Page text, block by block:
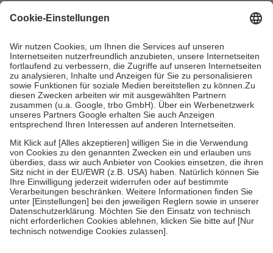
Kosten dafür, der Versicherte trägt einen Teil davon als Zuzahlung
Grundsätzlich leisten Mitglieder Zuzahlungen in Höhe von zehn
Prozent des Abgabepreises,mindestensjedochfünf Euround
höchstens zehn Euro.Es sind jedoch nie mehr als die tatsächlichen
Kosten der Leistung zu entrichten.
Diese Regeln gelten grundsätzlich auch für Online-Apotheken.
Bei Heilmitteln und häuslicher Krankenpflege beträgt die
Zuzahlung zehn Prozent der Kosten sowie zehn Euro je
Um das Engagement der Versicherten für ihre eigene Gesundheit zu
stärken und die besondere Stellung der Familie zu unterstützen,
fallenkeine Zuzahlungen an bei:
• Kindern und Jugendlichen bis zum vollendeten 18. Lebensjahr
mit Ausnahme der Fahrkosten
• Untersuchungen zur Vorsorge und Früherkennung, die von der
GKV getragen werden
• empfohlenen Schutzimpfungen